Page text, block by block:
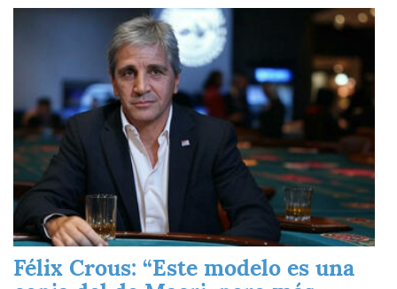
Imagen
Félix Crous: “Este modelo es una